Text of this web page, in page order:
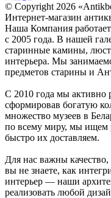
© Copyright 2026
Интернет-магазин
Наша Компания
с 2005 года. В нашей
старинные камины,
интерьера. Мы
предметов старины и
С 2010 года мы активно
сформировав богатую
множество музеев в
по всему миру, мы ищем
быстро их доставляем.
Для нас важны
вы не знаете, как
интерьер — наши
реализовать любой